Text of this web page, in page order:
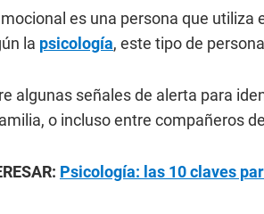
es una persona que
la psicología, este tipo de
algunas señales de alerta para
o incluso entre compañeros
Psicología: las 10 claves